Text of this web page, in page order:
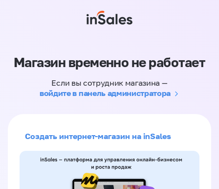
Магазин временно не работает
Если вы сотрудник магазина —
войдите в панель администратора
Создать интернет-магазин на inSales